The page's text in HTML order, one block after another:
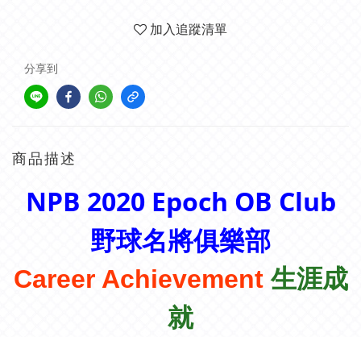
加入追蹤清單
分享到
商品描述
NPB 2020 Epoch OB Club
野球名將俱樂部
Career Achievement生涯成
就